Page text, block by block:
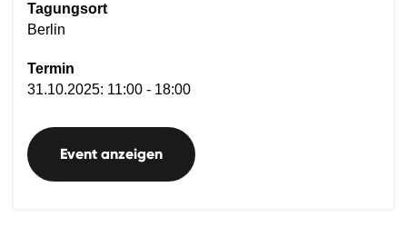
Tagungsort
Berlin
Termin
31.10.2025: 11:00 - 18:00
Event anzeigen